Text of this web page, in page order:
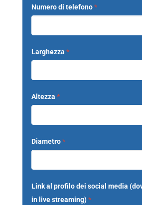
Numero di telefono*
Larghezza *
Altezza *
Diametro*
Link al profilo dei social media
in live streaming)*